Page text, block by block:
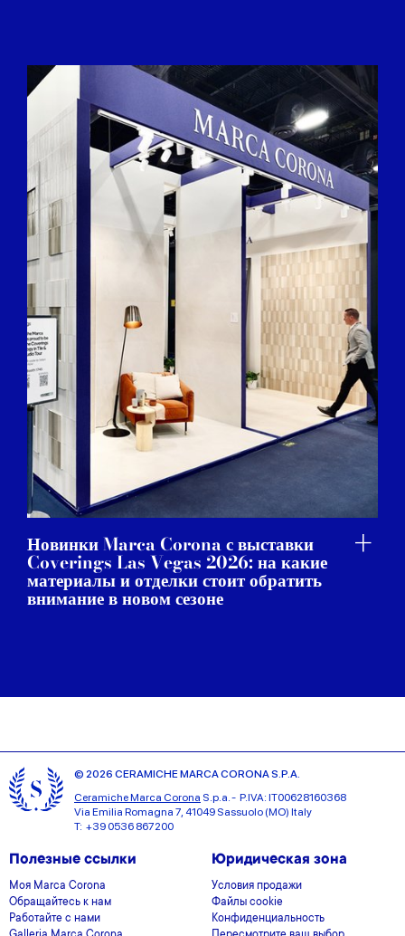
Новинки Marca Corona с выставки
Coverings Las Vegas 2026: на какие
материалы и отделки стоит обратить
внимание в новом сезоне
© 2026 CERAMICHE MARCA CORONA S.P.A.
Ceramiche Marca Corona S.p.a. - P.IVA: IT00628160368
Via Emilia Romagna 7, 41049 Sassuolo (MO) Italy
T: +39 0536 867200
Полезные ссылки
Моя Marca Corona
Обращайтесь к нам
Работайте с нами
Юридическая зона
Условия продажи
Файлы cookie
Конфиденциальность